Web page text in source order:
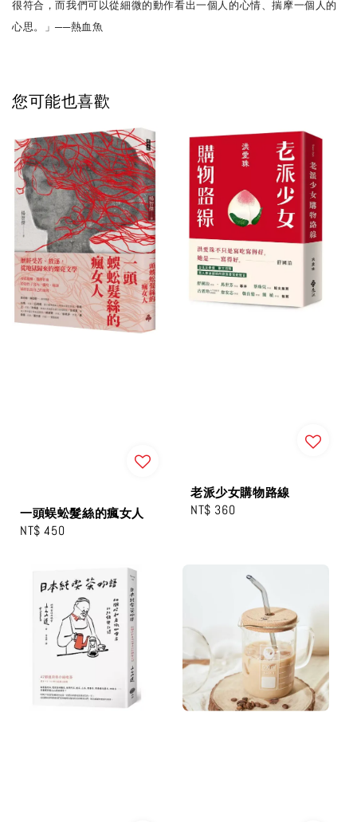
很符合，而我們可以從細微的動作看出一個人的心情、揣摩一個人的
心思。」──熱血魚
您可能也喜歡
一頭蜈蚣髮絲的瘋女人
Regular
NT$ 450
老派少女購物路線
Regular
NT$ 360